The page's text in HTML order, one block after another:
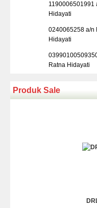
1190006501991
Hidayati
0240065258 a/n
Hidayati
Ratna Hidayati
Produk Sale